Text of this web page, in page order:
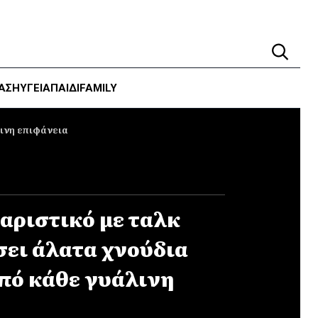
ΥΓΕΊΑΠΑΙΔΙFAMILY
επιφάνεια
με ταλκ
άλατα χνούδια
κάθε γυάλινη